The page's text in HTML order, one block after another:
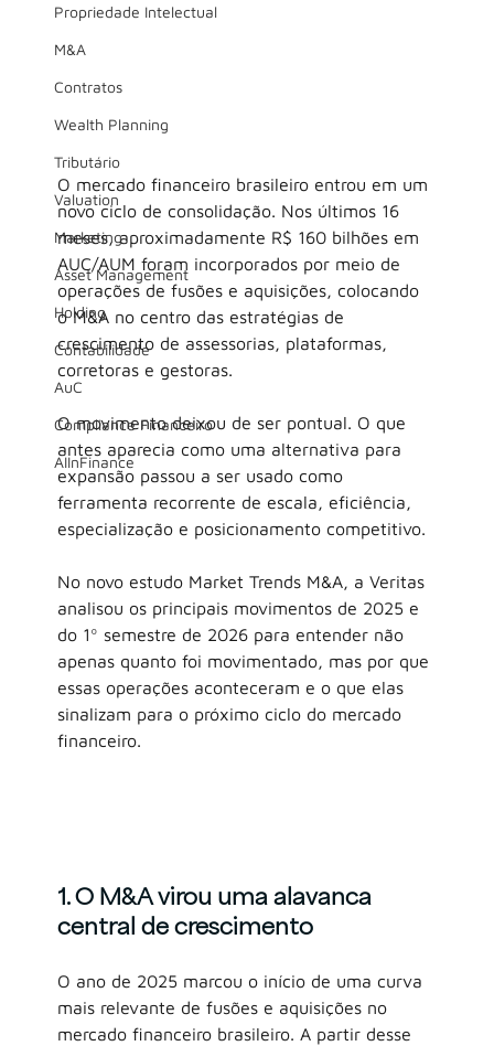
Propriedade Intelectual
M&A
Contratos
Wealth Planning
Tributário
Valuation
Marketing
Asset Management
Holding
Contabilidade
AuC
Compliance Financeiro
AIInFinance
O mercado financeiro brasileiro entrou em um
novo ciclo de consolidação. Nos últimos 16
meses, aproximadamente R$ 160 bilhões em
AUC/AUM foram incorporados por meio de
operações de fusões e aquisições, colocando
o M&A no centro das estratégias de
crescimento de assessorias, plataformas,
corretoras e gestoras.
O movimento deixou de ser pontual. O que
antes aparecia como uma alternativa para
expansão passou a ser usado como
ferramenta recorrente de escala, eficiência,
especialização e posicionamento competitivo.
No novo estudo Market Trends M&A, a Veritas
analisou os principais movimentos de 2025 e
do 1º semestre de 2026 para entender não
apenas quanto foi movimentado, mas por que
essas operações aconteceram e o que elas
sinalizam para o próximo ciclo do mercado
financeiro.
1. O M&A virou uma alavanca
central de crescimento
O ano de 2025 marcou o início de uma curva
mais relevante de fusões e aquisições no
mercado financeiro brasileiro. A partir desse